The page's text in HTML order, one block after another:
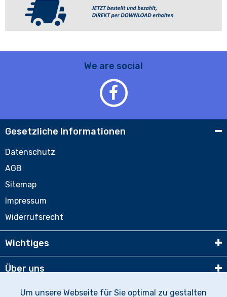
We are social
Gesetzliche Informationen
Datenschutz
AGB
Sitemap
Impressum
Widerrufsrecht
Wichtiges
Über uns
Partner
Um unsere Webseite für Sie optimal zu gestalten